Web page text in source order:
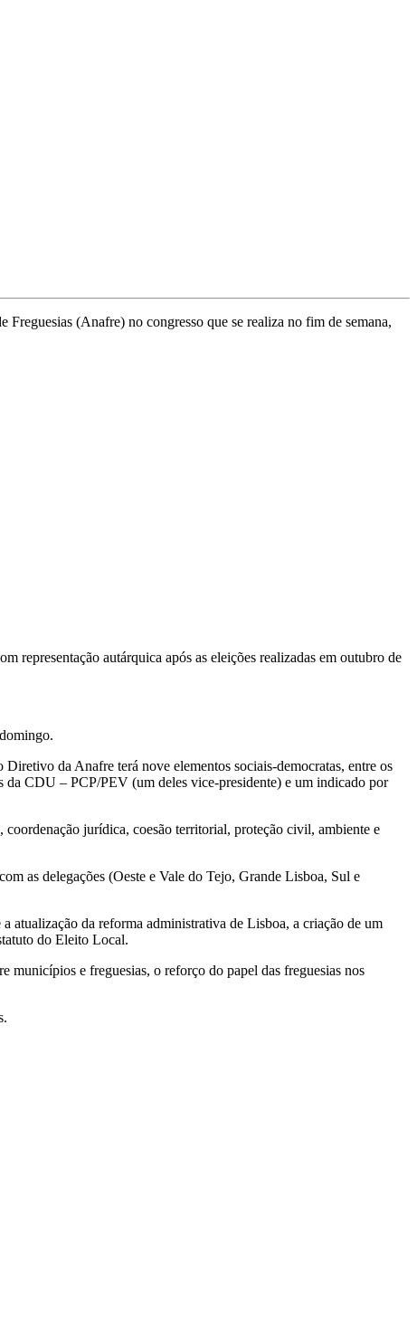
(Anafre) no congresso que se realiza no fim de semana,
representação autárquica após as eleições realizadas em outubro de
da Anafre terá nove elementos sociais-democratas, entre os
da CDU – PCP/PEV (um deles vice-presidente) e um indicado por
jurídica, coesão territorial, proteção civil, ambiente e
as delegações (Oeste e Vale do Tejo, Grande Lisboa, Sul e
atualização da reforma administrativa de Lisboa, a criação de um
do Eleito Local.
municípios e freguesias, o reforço do papel das freguesias nos